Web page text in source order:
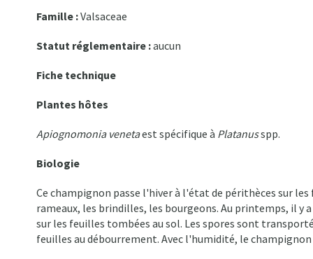
Famille :Valsaceae
Statut réglementaire :aucun
Fiche technique
Plantes hôtes
Apiognomonia venetaest spécifique à Platanusspp.
Biologie
Ce champignon passe l'hiver à l'état de périthèces sur
rameaux, les brindilles, les bourgeons. Au printemps, il y
sur les feuilles tombées au sol. Les spores sont
feuilles au débourrement. Avec l'humidité, le